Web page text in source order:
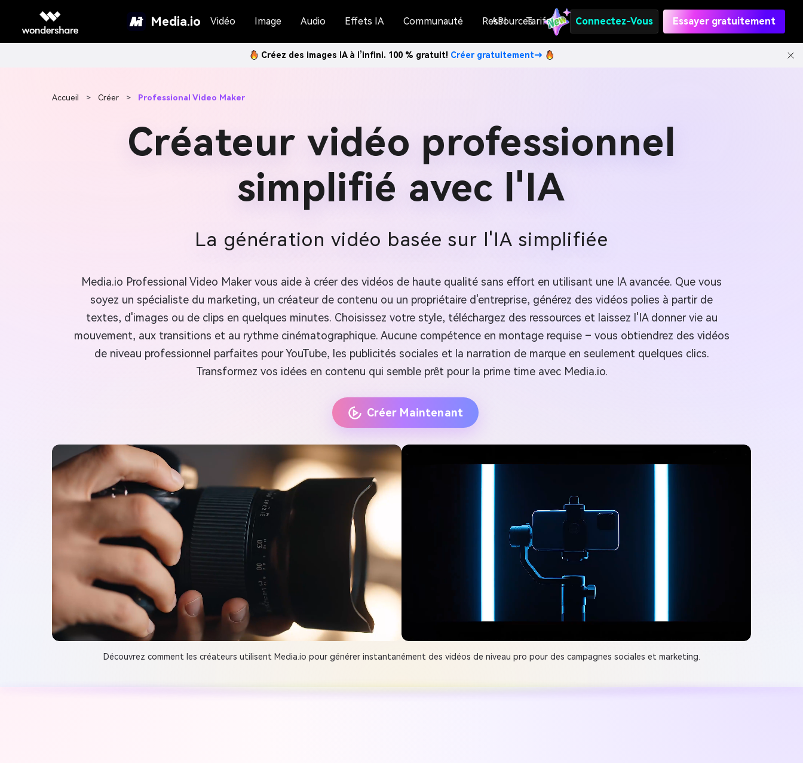
Media.io Vidéo Image Audio Effets IA Communauté Ressources
API Tarifs Connectez-Vous Essayer gratuitement
Créez des images IA à l’infini. 100 % gratuit! Créer gratuitement→
Accueil > Créer > Professional Video Maker
Créateur vidéo professionnel
simplifié avec l'IA
La génération vidéo basée sur l'IA simplifiée
Media.io Professional Video Maker vous aide à créer des vidéos de haute qualité sans effort en utilisant une IA avancée. Que vous
soyez un spécialiste du marketing, un créateur de contenu ou un propriétaire d'entreprise, générez des vidéos polies à partir de
textes, d'images ou de clips en quelques minutes. Choisissez votre style, téléchargez des ressources et laissez l'IA donner vie au
mouvement, aux transitions et au rythme cinématographique. Aucune compétence en montage requise – vous obtiendrez des vidéos
de niveau professionnel parfaites pour YouTube, les publicités sociales et la narration de marque en seulement quelques clics.
Transformez vos idées en contenu qui semble prêt pour la prime time avec Media.io.
Créer Maintenant
Découvrez comment les créateurs utilisent Media.io pour générer instantanément des vidéos de niveau pro pour des campagnes sociales et marketing.